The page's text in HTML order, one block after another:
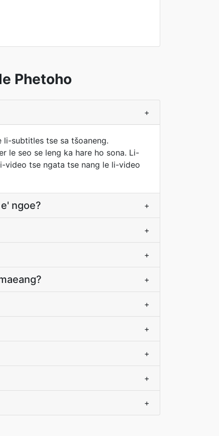
Phetoho
+
subtitles tse sa tšoaneng.
le seo se leng ka hare ho sona. Li-
video tse ngata tse nang le li-video
ngoe? +
+
+
+
+
+
+
+
+